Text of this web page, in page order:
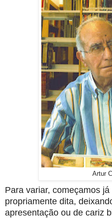
Artur
Para variar, começamos
propriamente dita,
apresentação ou de cariz